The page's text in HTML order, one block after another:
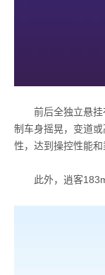
前后全独立悬
制车身摇晃，变道
性，达到操控性能和
此外，逍客